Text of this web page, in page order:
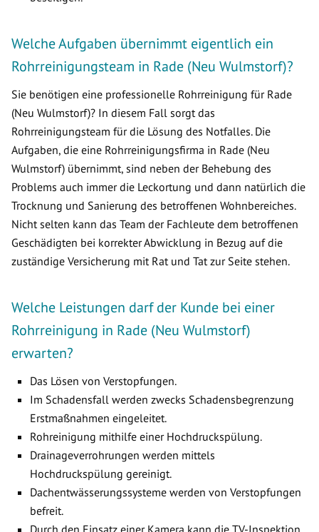
Welche Aufgaben übernimmt eigentlich ein
Rohrreinigungsteam in Rade (Neu Wulmstorf)?
Sie benötigen eine professionelle Rohrreinigung für Rade
(Neu Wulmstorf)? In diesem Fall sorgt das
Rohrreinigungsteam für die Lösung des Notfalles. Die
Aufgaben, die eine Rohrreinigungsfirma in Rade (Neu
Wulmstorf) übernimmt, sind neben der Behebung des
Problems auch immer die Leckortung und dann natürlich die
Trocknung und Sanierung des betroffenen Wohnbereiches.
Nicht selten kann das Team der Fachleute dem betroffenen
Geschädigten bei korrekter Abwicklung in Bezug auf die
zuständige Versicherung mit Rat und Tat zur Seite stehen.
Welche Leistungen darf der Kunde bei einer
Rohrreinigung in Rade (Neu Wulmstorf)
erwarten?
Das Lösen von Verstopfungen.
Im Schadensfall werden zwecks Schadensbegrenzung
Erstmaßnahmen eingeleitet.
Rohreinigung mithilfe einer Hochdruckspülung.
Drainageverrohrungen werden mittels
Hochdruckspülung gereinigt.
Dachentwässerungssysteme werden von Verstopfungen
befreit.